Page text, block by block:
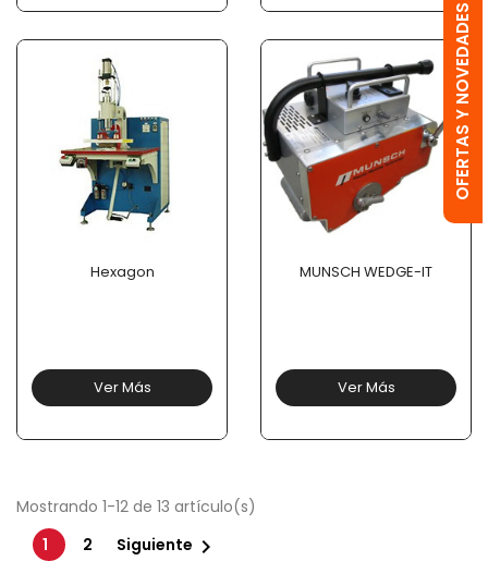
Hexagon
Ver Más
MUNSCH WEDGE-IT
Ver Más
Mostrando 1-12 de 13 artículo(s)
1
2 Siguiente 
OFERTAS Y NOVEDADES